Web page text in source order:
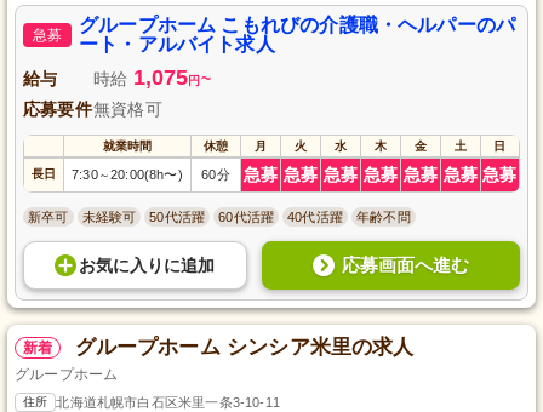
て、安心して働ける環境も整えており、充実した社会保険や各種手当が魅力
です。先輩スタッフがしっかりとサポートするので、未経験の方でも安心し
て始められます。
急募
グループホーム こもれびの介護職・ヘルパーのパ
ート・アルバイト求人
給与 時給 1,075円 ~
応募要件無資格可
就業時間 休憩 月 火 水 木 金 土 日
長日 7:30～20:00(8h〜) 60分 急募 急募 急募 急募 急募 急募 急募
新卒可 未経験可 50代活躍 60代活躍 40代活躍 年齢不問
お気に入り に追加 応募画面へ進む
新着 グループホーム シンシア米里の求人
グループホーム
住所 北海道札幌市白石区米里一条3-10-11